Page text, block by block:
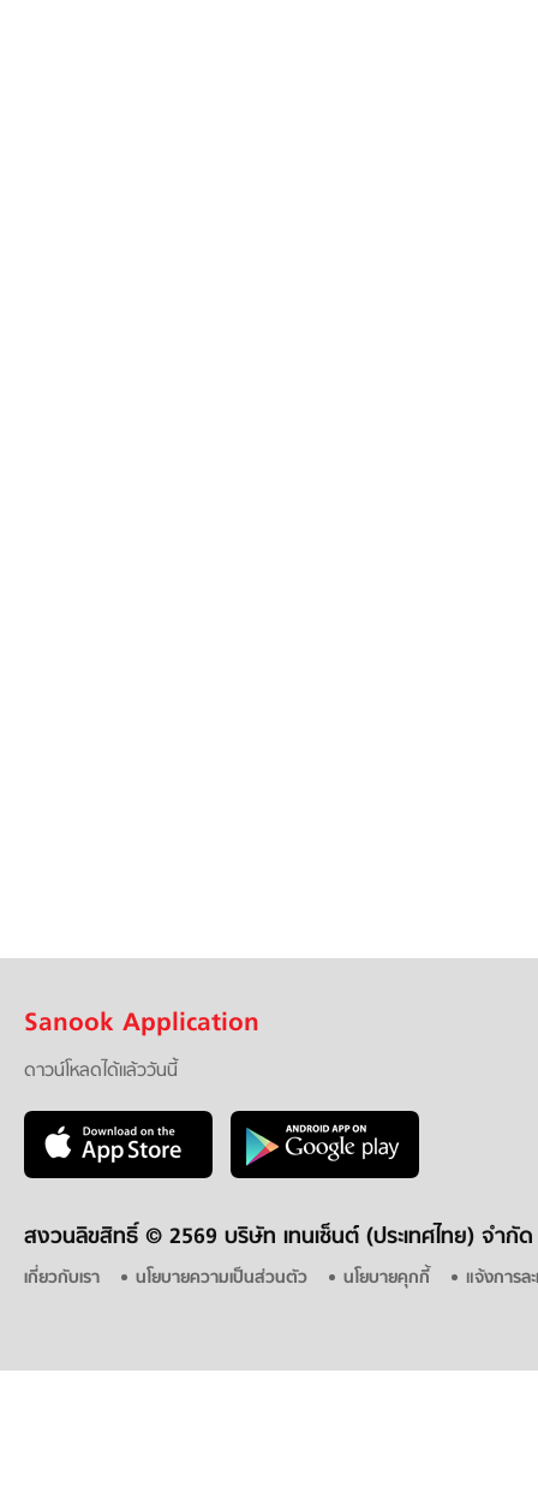
Sanook Application
ดาวน์โหลดได้แล้ววันนี้
สงวนลิขสิทธิ์ © 2569 บริษัท เทนเซ็นต์ (ประเทศไทย) จำกัด
เกี่ยวกับเรา นโยบายความเป็นส่วนตัว นโยบายคุกกี้ แจ้งการล